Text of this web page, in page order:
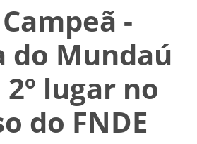
-
do Mundaú
lugar no
do FNDE